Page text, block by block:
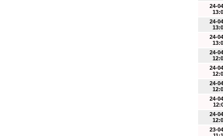
24-
24-
24-
24-
24-
24-
24-
24-
23-